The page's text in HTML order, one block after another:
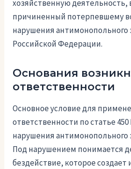
хозяйственную
причиненный потерпевшему
нарушения антимонопольного
Российской Федерации.
Основания
ответственности
Основное условие для
ответственности по статье
нарушения антимонопольного
Под нарушением понимается
бездействие, которое создает